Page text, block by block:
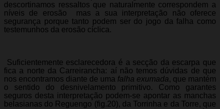
descortinamos ressaltos que naturalmente correspondem a
níveis de erosão  mas a sua interpretação não oferece
segurança porque tanto podem ser do jogo da falha como
testemunhos da erosão cíclica.
 Suficientemente esclarecedora é a secção da escarpa que
fica a norte da Carreirancha: aí não temos dúvidas de que
nos encontramos diante de uma falha exumada, que mantém
o sentido do desnivelamento primitivo. Como garantes
seguros desta interpretação podem-se apontar as manchas
belasianas do Reguengo (fig.20), da Torrinha e da Torre, que